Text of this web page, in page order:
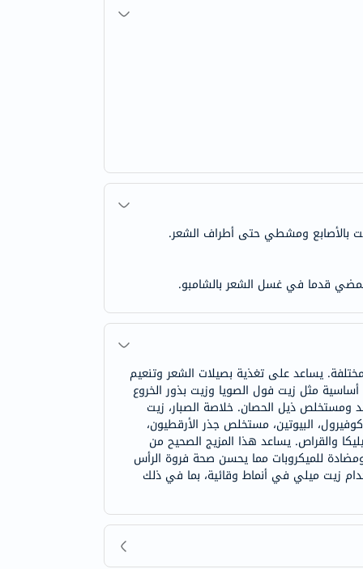
دلكي الزيت بالأصابع ومشطي حتى أطراف الشعر.
يساعد على تغذية بصيلات الشعر وتنعيم
مثل زيت فول الصويا وزيت بذور الخروع
ومستخلص ذيل الحصان. خلاصة الصبار، زيت
البيوتين، مستخلص جذر الأرقطيون،
والقراص. يساعد هذا المزيج الصحيح من
للميكروبات مما يحسن صحة فروة الرأس
زيت ميلي في أنماط وقائية، بما في ذلك